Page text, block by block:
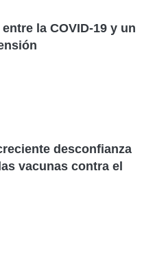
la COVID-19 y un
desconfianza
vacunas contra el